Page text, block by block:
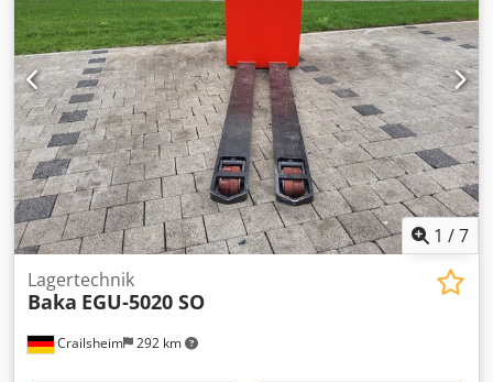
1 /7
Crailsheim 292 km
Lagertechnik
Baka EGU-5020 SO